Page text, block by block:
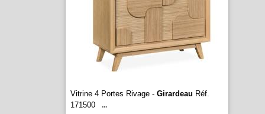
Vitrine 4 Portes Rivage - Girardeau Réf.
171500
...